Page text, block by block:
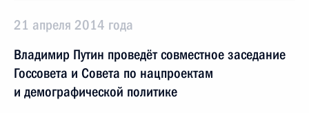
21 апреля 2014 года
Владимир Путин проведёт совместное заседание
Госсовета и Совета по нацпроектам
и демографической политике